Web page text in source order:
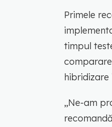
Primele
timpul
hibridizare
,,Ne-am